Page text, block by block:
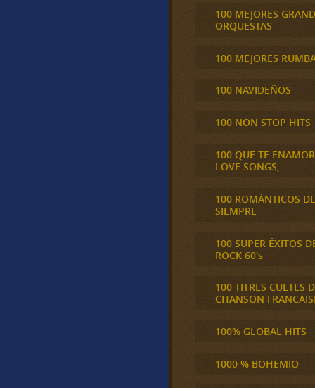
100 MEJORES
ORQUESTAS
100 MEJORES
100 NAVIDEÑOS
100 NON STOP HITS
100 QUE TE
LOVE SONGS,
100 ROMÁNTICOS DE
SIEMPRE
100 SUPER ÉXITOS
ROCK 60's
100 TITRES CULTES
CHANSON
100% GLOBAL HITS
1000 % BOHEMIO